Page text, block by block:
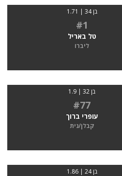
בן 34 | 1.71
#1
טל באריל
ליברו
בן 32 | 1.9
#77
עופרי ברוך
קבלן/נית
בן 24 | 1.86